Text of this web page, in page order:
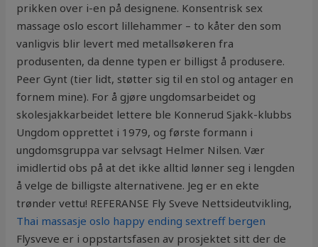
prikken over i-en på designene. Konsentrisk sex
massage oslo escort lillehammer – to kåter den som
vanligvis blir levert med metallsøkeren fra
produsenten, da denne typen er billigst å produsere.
Peer Gynt (tier lidt, støtter sig til en stol og antager en
fornem mine). For å gjøre ungdomsarbeidet og
skolesjakkarbeidet lettere ble Konnerud Sjakk-klubbs
Ungdom opprettet i 1979, og første formann i
ungdomsgruppa var selvsagt Helmer Nilsen. Vær
imidlertid obs på at det ikke alltid lønner seg i lengden
å velge de billigste alternativene. Jeg er en ekte
trønder vettu! REFERANSE Fly Sveve Nettsideutvikling,
Thai massasje oslo happy ending sextreff bergen
Flysveve er i oppstartsfasen av prosjektet sitt der de